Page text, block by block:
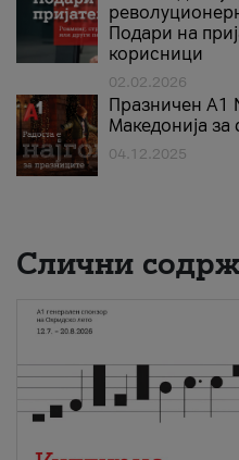
Подари на
корисници
02.02.2026
Празничен A1
Македонија
04.12.2025
Слични